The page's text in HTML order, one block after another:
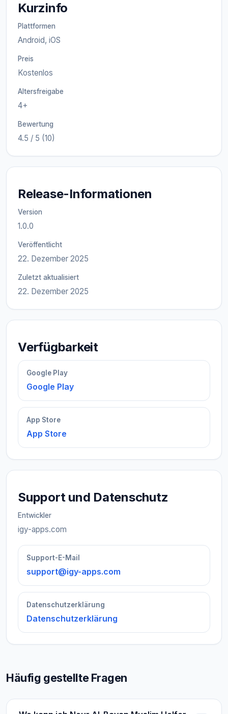
Kurzinfo
Plattformen
Android, iOS
Preis
Kostenlos
Altersfreigabe
4+
Bewertung
4.5 / 5 (10)
Release-Informationen
Version
1.0.0
Veröffentlicht
22. Dezember 2025
Zuletzt aktualisiert
22. Dezember 2025
Verfügbarkeit
Google Play
Google Play
App Store
App Store
Support und Datenschutz
Entwickler
igy-apps.com
Support-E-Mail
support@igy-apps.com
Datenschutzerklärung
Datenschutzerklärung
Häufig gestellte Fragen